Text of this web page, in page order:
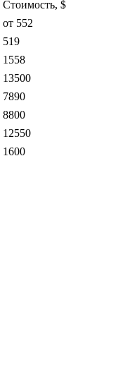
Стоимость, $
от 552
519
1558
13500
7890
8800
12550
1600